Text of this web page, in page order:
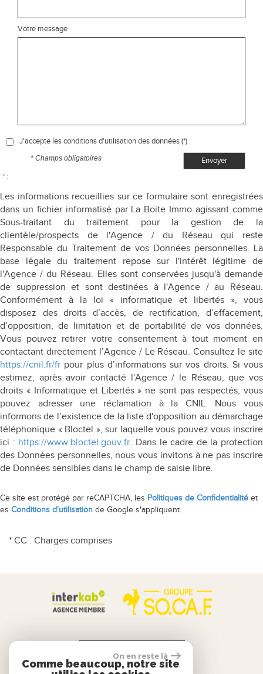
Votre message
J'accepte les conditions d'utilisation des données (*)
Envoyer
* Champs obligatoires
* :
Les informations recueillies sur ce formulaire sont enregistrées
dans un fichier informatisé par La Boite Immo agissant comme
Sous-traitant du traitement pour la gestion de la
clientèle/prospects de l'Agence / du Réseau qui reste
Responsable du Traitement de vos Données personnelles. La
base légale du traitement repose sur l'intérêt légitime de
l'Agence / du Réseau. Elles sont conservées jusqu'à demande
de suppression et sont destinées à l'Agence / au Réseau.
Conformément à la loi « informatique et libertés », vous
disposez des droits d’accès, de rectification, d’effacement,
d’opposition, de limitation et de portabilité de vos données.
Vous pouvez retirer votre consentement à tout moment en
contactant directement l’Agence / Le Réseau. Consultez le site
https://cnil.fr/fr pour plus d’informations sur vos droits. Si vous
estimez, après avoir contacté l'Agence / le Réseau, que vos
droits « Informatique et Libertés » ne sont pas respectés, vous
pouvez adresser une réclamation à la CNIL. Nous vous
informons de l’existence de la liste d'opposition au démarchage
téléphonique « Bloctel », sur laquelle vous pouvez vous inscrire
ici : https://www.bloctel.gouv.fr. Dans le cadre de la protection
des Données personnelles, nous vous invitons à ne pas inscrire
de Données sensibles dans le champ de saisie libre.
Ce site est protégé par reCAPTCHA, les Politiques de Confidentialité et
es Conditions d'utilisation de Google s'appliquent.
* CC : Charges comprises
Calculette Financière
On en reste là
Comme beaucoup, notre site